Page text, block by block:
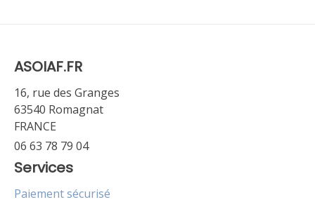
ASOIAF.FR
16, rue des Granges
63540 Romagnat
FRANCE
06 63 78 79 04
Services
Paiement sécurisé